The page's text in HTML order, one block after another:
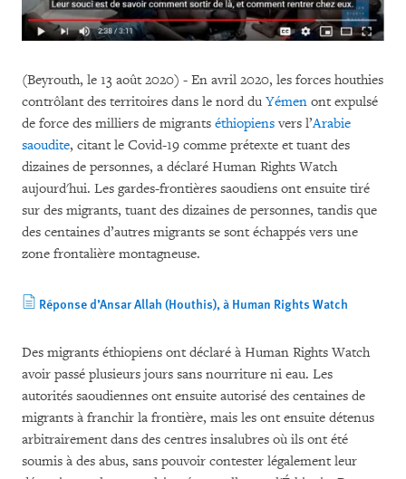
(Beyrouth, le 13 août 2020) - En avril 2020, les forces houthies
contrôlant des territoires dans le nord du Yémen ont expulsé
de force des milliers de migrants éthiopiensvers l’Arabie
saoudite, citant le Covid-19 comme prétexte et tuant des
dizaines de personnes, a déclaré Human Rights Watch
aujourd'hui. Les gardes-frontières saoudiens ont ensuite tiré
sur des migrants, tuant des dizaines de personnes, tandis que
des centaines d’autres migrants se sont échappés vers une
zone frontalière montagneuse.
Réponse d’Ansar Allah (Houthis), à Human Rights Watch
Des migrants éthiopiens ont déclaré à Human Rights Watch
avoir passé plusieurs jours sans nourriture ni eau. Les
autorités saoudiennes ont ensuite autorisé des centaines de
migrants à franchir la frontière, mais les ont ensuite détenus
arbitrairement dans des centres insalubres où ils ont été
soumis à des abus, sans pouvoir contester légalement leur